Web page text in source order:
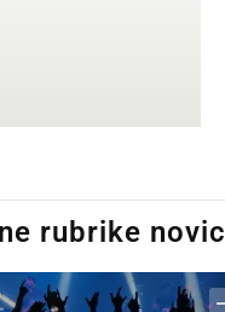
rubrike novic